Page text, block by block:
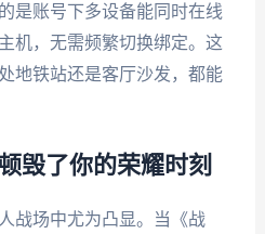
是账号下多设备能同时在线
，无需频繁切换绑定。这
地铁站还是客厅沙发，都能
毁了你的荣耀时刻
战场中尤为凸显。当《战